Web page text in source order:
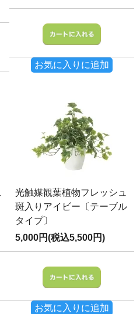
お気に入りに追加
光触媒観葉植物フレッシュ
斑入りアイビー〔テーブル
タイプ〕
5,000円(税込5,500円)
お気に入りに追加